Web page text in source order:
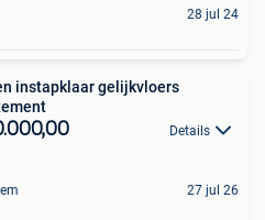
28 jul 24
instapklaar gelijkvloers
Details
27 jul 26